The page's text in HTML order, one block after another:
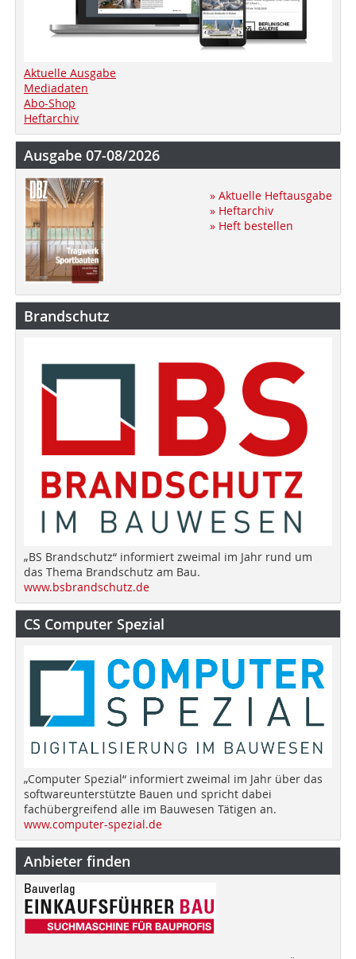
Aktuelle Ausgabe
Mediadaten
Abo-Shop
Heftarchiv
Ausgabe 07-08/2026
» Aktuelle Heftausgabe
» Heftarchiv
» Heft bestellen
Brandschutz
„BS Brandschutz“ informiert zweimal im Jahr rund um
das Thema Brandschutz am Bau.
www.bsbrandschutz.de
CS Computer Spezial
„Computer Spezial“ informiert zweimal im Jahr über das
softwareunterstützte Bauen und spricht dabei
fachübergreifend alle im Bauwesen Tätigen an.
www.computer-spezial.de
Anbieter finden